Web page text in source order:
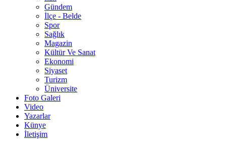
Gündem
İlçe - Belde
Spor
Sağlık
Magazin
Kültür Ve Sanat
Ekonomi
Siyaset
Turizm
Üniversite
Foto Galeri
Video
Yazarlar
Künye
İletişim